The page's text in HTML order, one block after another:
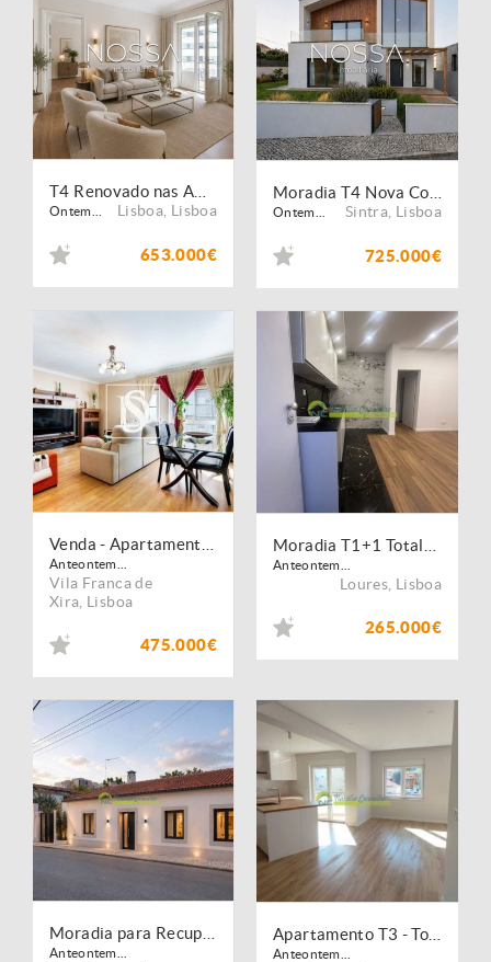
Ontem... Lisboa Lisboa
653.000€
Ontem... Sintra Lisboa
725.000€
Anteontem...
Vila Franca de
Xira Lisboa
475.000€
Anteontem...
Loures Lisboa
265.000€
Anteontem... Anteontem...